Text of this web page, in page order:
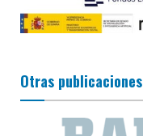
Otras publicaciones